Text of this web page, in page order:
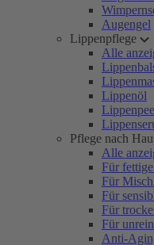
Augengel
Lippenpflege
Alle
Lippenöl
Pflege nach
Alle
Für
Für
Für
Für
Für
Anti-